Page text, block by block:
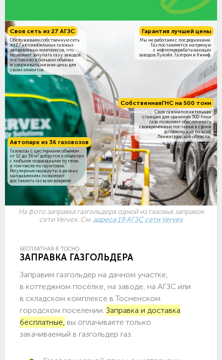
СобственнаяГНС на 500 тонн
Своя газонаполнительная
станция для хранения 500 тонн
газа позволяет обеспечивать
своевременные поставки в сроки
до одного дня по всей
Ленинградской области.
Своя сеть из 27 АГЗС
Обслуживаем собственную сеть
из 27 автомобильных газовых
заправочных комплексов, что
позволяет закупать газ у заводов
постоянно в больших объёмах
и удерживать низкие цены для
своих клиентов.
Гарантия лучшей цены
Мы не работаем с посредниками.
Газ поставляется напрямую
с нефтеперерабатывающих
заводов Лукойл, Газпром и Кинеф.
Автопарк из 36 газовозов
Газовозы с цистернами объемом
от 12 до 36 м3 добрутся к объектам
c любыми подъездными путями,
в том числе по грунтовке.
Регулярные маршруты в разных
направлениях позволяют
доставлять газ всем вовремя.
На фото заправка газгольдера одной из газовых заправок
сети Vervex. См. адреса 19 АГЗС сети Vervex
БЕСПЛАТНАЯ В ТОСНО
ЗАПРАВКА ГАЗГОЛЬДЕРА
Заправим газгольдер на дачном участке,
в коттеджном посёлке, на заводе, на АГЗС или
в складском комплексе в Тосненском
городском поселении. Заправка и доставка
бесплатные, вы оплачиваете только
закачиваемый в газгольдер газ.